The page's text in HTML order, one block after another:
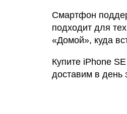
Смартфон
подходит для
«Домой», куда
Купите iPhone
доставим в день